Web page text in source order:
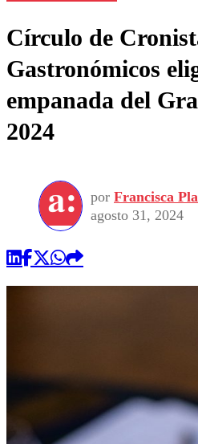
Círculo de
Gastronómicos
empanada del
2024
por Francisca
agosto 31, 2024